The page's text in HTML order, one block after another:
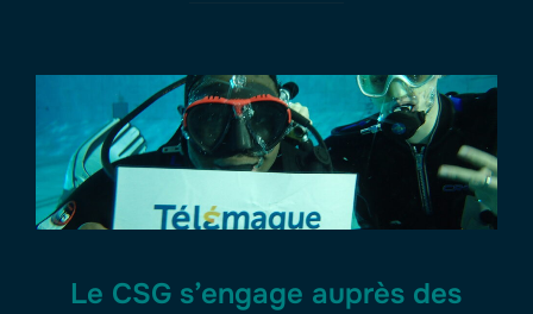
Le CSG s’engage auprès des